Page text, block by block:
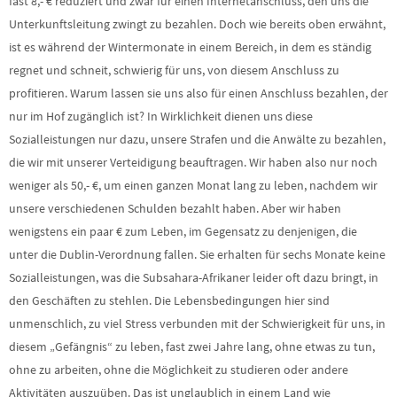
Unterkunftsleitung zwingt zu bezahlen. Doch wie bereits oben erwähnt,
ist es während der Wintermonate in einem Bereich, in dem es ständig
regnet und schneit, schwierig für uns, von diesem Anschluss zu
profitieren. Warum lassen sie uns also für einen Anschluss bezahlen, der
nur im Hof zugänglich ist? In Wirklichkeit dienen uns diese
Sozialleistungen nur dazu, unsere Strafen und die Anwälte zu bezahlen,
die wir mit unserer Verteidigung beauftragen. Wir haben also nur noch
weniger als 50,- €, um einen ganzen Monat lang zu leben, nachdem wir
unsere verschiedenen Schulden bezahlt haben. Aber wir haben
wenigstens ein paar € zum Leben, im Gegensatz zu denjenigen, die
unter die Dublin-Verordnung fallen. Sie erhalten für sechs Monate keine
Sozialleistungen, was die Subsahara-Afrikaner leider oft dazu bringt, in
den Geschäften zu stehlen. Die Lebensbedingungen hier sind
unmenschlich, zu viel Stress verbunden mit der Schwierigkeit für uns, in
diesem „Gefängnis“ zu leben, fast zwei Jahre lang, ohne etwas zu tun,
ohne zu arbeiten, ohne die Möglichkeit zu studieren oder andere
Aktivitäten auszuüben. Das ist unglaublich in einem Land wie